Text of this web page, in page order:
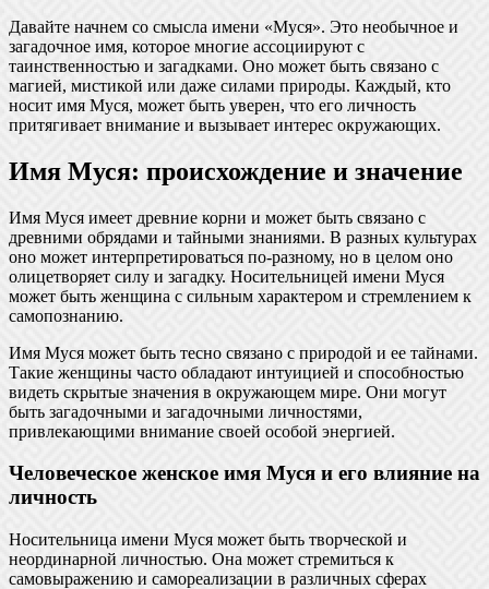
Давайте начнем со смысла имени «Муся». Это необычное и
загадочное имя, которое многие ассоциируют с
таинственностью и загадками. Оно может быть связано с
магией, мистикой или даже силами природы. Каждый, кто
носит имя Муся, может быть уверен, что его личность
притягивает внимание и вызывает интерес окружающих.
Имя Муся: происхождение и значение
Имя Муся имеет древние корни и может быть связано с
древними обрядами и тайными знаниями. В разных культурах
оно может интерпретироваться по-разному, но в целом оно
олицетворяет силу и загадку. Носительницей имени Муся
может быть женщина с сильным характером и стремлением к
самопознанию.
Имя Муся может быть тесно связано с природой и ее тайнами.
Такие женщины часто обладают интуицией и способностью
видеть скрытые значения в окружающем мире. Они могут
быть загадочными и загадочными личностями,
привлекающими внимание своей особой энергией.
Человеческое женское имя Муся и его влияние на
личность
Носительница имени Муся может быть творческой и
неординарной личностью. Она может стремиться к
самовыражению и самореализации в различных сферах